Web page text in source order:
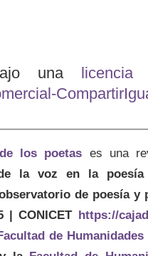
una licencia
los poetas es una
la voz en la poesía
de poesía y
| CONICET https://
de Humanidades